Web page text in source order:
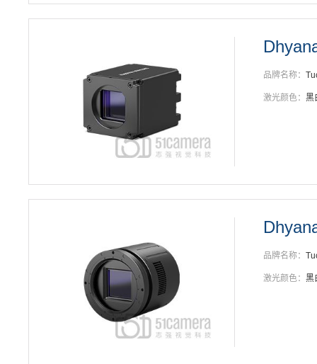
品牌名称：
激光颜色： 黑
品牌名称：
激光颜色： 黑